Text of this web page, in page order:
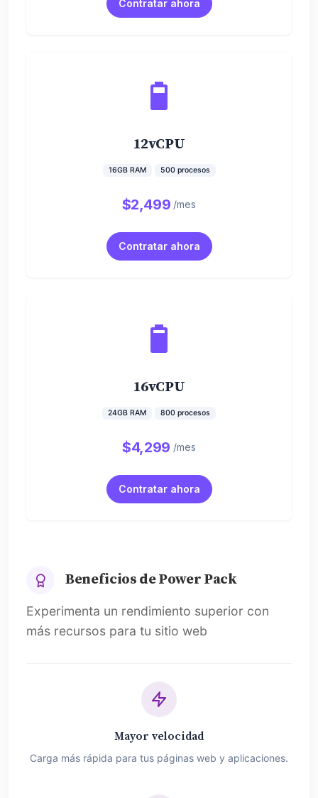
Contratar ahora
12vCPU
16GB RAM 500 procesos
$2,499 /mes
Contratar ahora
16vCPU
24GB RAM 800 procesos
$4,299 /mes
Contratar ahora
Beneficios de Power Pack
Experimenta un rendimiento superior con
más recursos para tu sitio web
Mayor velocidad
Carga más rápida para tus páginas web y aplicaciones.